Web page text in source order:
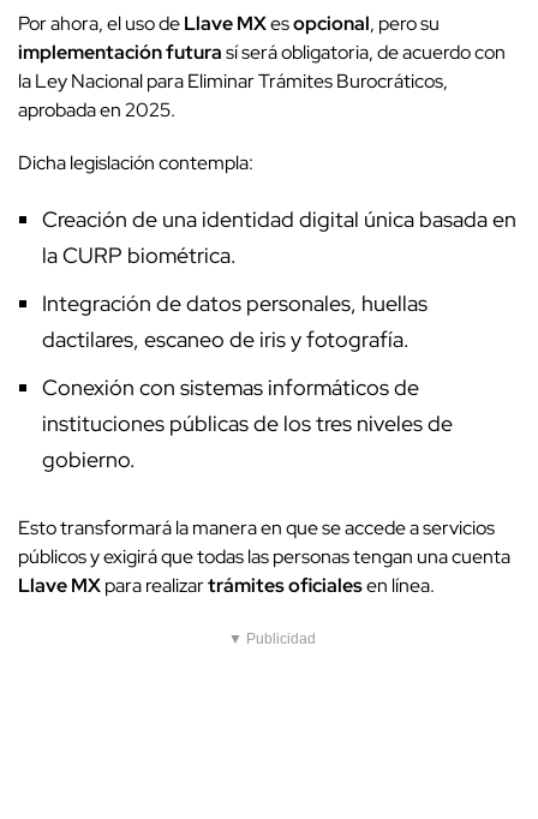
Por ahora, el uso deLlave MXesopcional, pero su
implementación futurasí será obligatoria, de acuerdo con
la Ley Nacional para Eliminar Trámites Burocráticos,
aprobada en 2025.
Dicha legislación contempla:
Creación de una identidad digital única basada en
la CURP biométrica.
Integración de datos personales, huellas
dactilares, escaneo de iris y fotografía.
Conexión con sistemas informáticos de
instituciones públicas de los tres niveles de
gobierno.
Esto transformará la manera en que se accede a servicios
públicos y exigirá que todas las personas tengan una cuenta
Llave MXpara realizartrámites oficialesen línea.
▼ Publicidad